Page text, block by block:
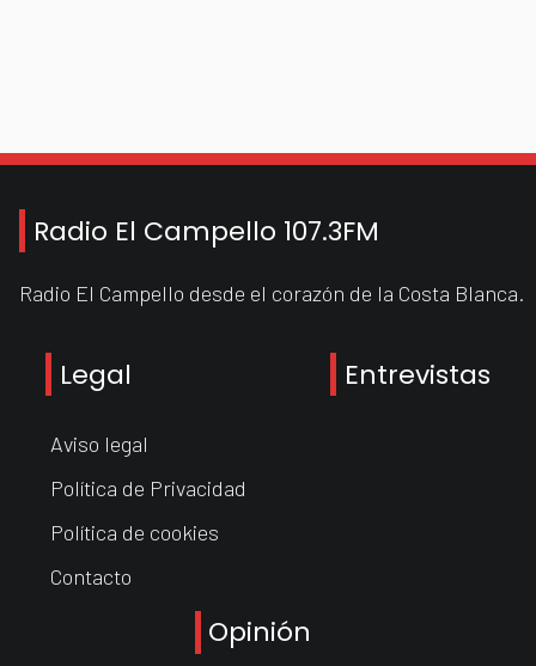
Radio El Campello 107.3FM
Radio El Campello desde el corazón de la Costa Blanca.
Legal
Aviso legal
Política de Privacidad
Política de cookies
Contacto
Entrevistas
Opinión